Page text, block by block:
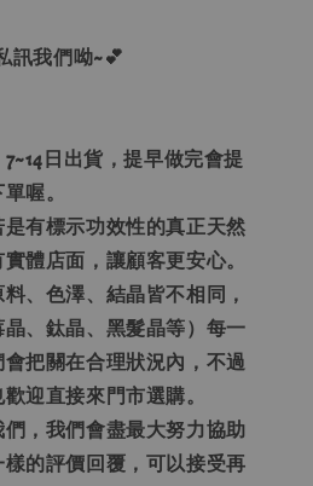
訊我們呦~💕
日出貨，提早做完會提
喔。
有標示功效性的真正天然
體店面，讓顧客更安心。
、色澤、結晶皆不相同，
、鈦晶、黑髮晶等）每一
把關在合理狀況內，不過
迎直接來門市選購。
，我們會盡最大努力協助
的評價回覆，可以接受再